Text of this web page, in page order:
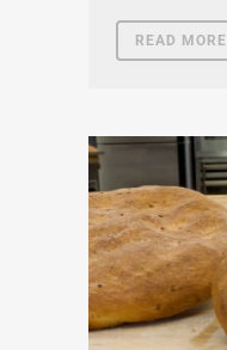
READ MORE